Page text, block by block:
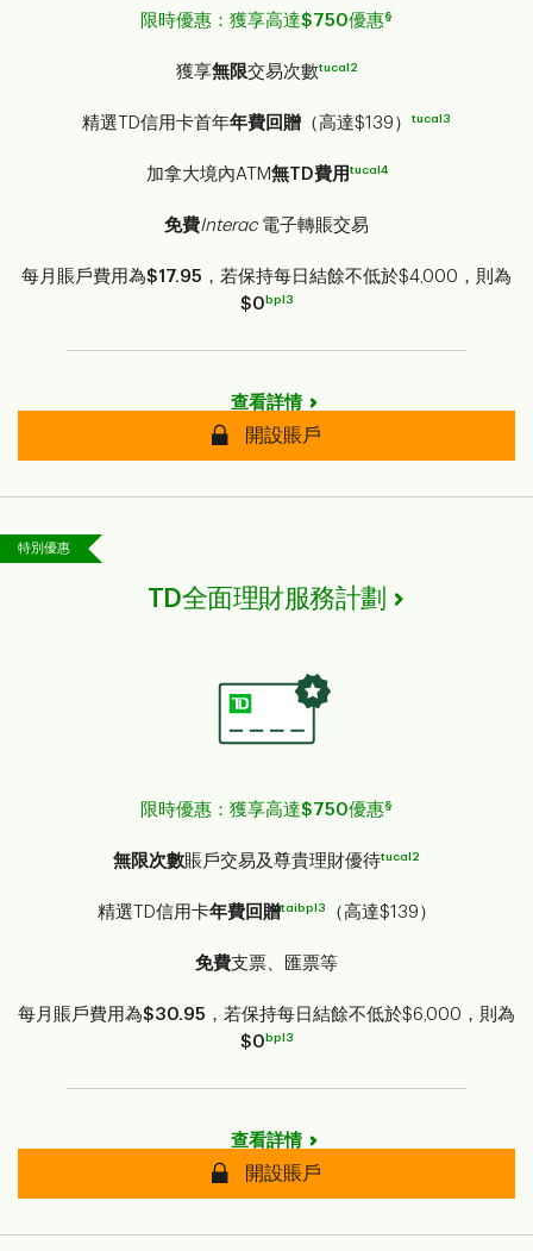
限時優惠：獲享高達$750優惠§
獲享無限交易次數tucal2
精選TD信用卡首年年費回贈 （高達$139） tucal3
加拿大境內ATM無TD費用 tucal4
免費Interac電子轉賬交易
每月賬戶費用為$17.95 ，若保持每日結餘不低於$4,000，則為
$0 bpl3
查看詳情
開設賬戶
特別優惠
TD全面理財服務計劃
限時優惠：獲享高達$750優惠§
無限次數賬戶交易及尊貴理財優待tucal2
精選TD信用卡年費回贈taibpl3 （高達$139）
免費支票、匯票等
每月賬戶費用為$30.95 ，若保持每日結餘不低於$6,000，則為
$0 bpl3
查看詳情
開設賬戶